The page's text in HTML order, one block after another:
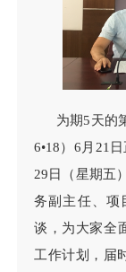
为期5天的第
6•18）6月21
29日（星期五
务副主任、项
谈，为大家全
工作计划，届